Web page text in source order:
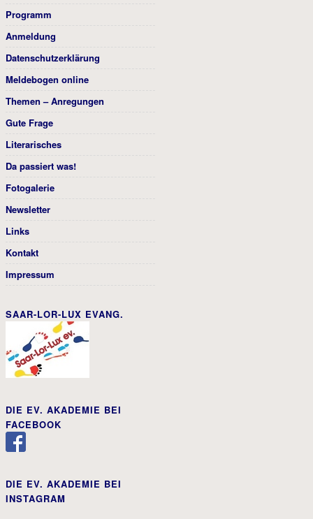
Programm
Anmeldung
Datenschutzerklärung
Meldebogen online
Themen – Anregungen
Gute Frage
Literarisches
Da passiert was!
Fotogalerie
Newsletter
Links
Kontakt
Impressum
SAAR-LOR-LUX EVANG.
DIE EV. AKADEMIE BEI
FACEBOOK
DIE EV. AKADEMIE BEI
INSTAGRAM